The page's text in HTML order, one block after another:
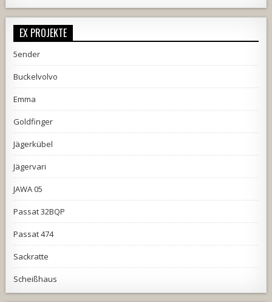
EX PROJEKTE
5ender
Buckelvolvo
Emma
Goldfinger
Jägerkübel
Jägervari
JAWA 05
Passat 32BQP
Passat 474
Sackratte
Scheißhaus